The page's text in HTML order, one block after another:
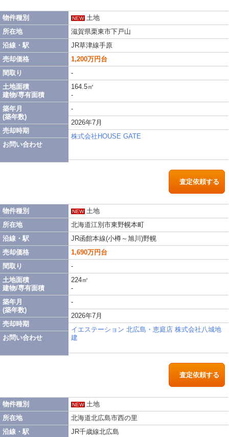
物件種別
所在地
沿線・駅
売却価格
間取り
土地面積
建物/専有面積
築年月
(築年数)
売却時期
お問い合わせ
NEW 土地
滋賀県栗東市下戸山
JR草津線手原
1,200万円台
-
164.5㎡
-
-
2026年7月
株式会社HOUSE GATE
査定依頼する
物件種別
所在地
沿線・駅
売却価格
間取り
土地面積
建物/専有面積
築年月
(築年数)
売却時期
お問い合わせ
NEW 土地
北海道江別市東野幌本町
JR函館本線(小樽～旭川)野幌
1,690万円台
-
224㎡
-
-
2026年7月
イエステーション 北広島・恵庭店 株式会社八城地
建
査定依頼する
物件種別
所在地
沿線・駅
NEW 土地
北海道北広島市西の里
JR千歳線北広島